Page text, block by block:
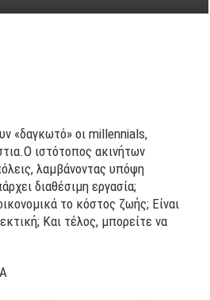
«δαγκωτό» οι millennials,
ιστότοπος ακινήτων
λαμβάνοντας υπόψη
διαθέσιμη εργασία;
το κόστος ζωής; Είναι
Και τέλος, μπορείτε να